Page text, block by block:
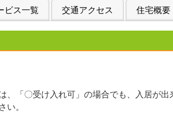
ビス一覧 交通アクセス 住宅概要
、「〇受け入れ可」の場合でも、入居が出
い。